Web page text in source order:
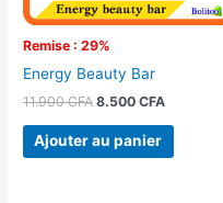
Remise : 29%
Energy Beauty Bar
11.900CFA 8.500CFA
Ajouter au panier